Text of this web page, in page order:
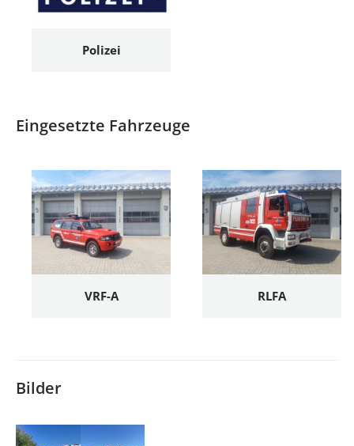
Polizei
Eingesetzte Fahrzeuge
VRF-A RLFA
Bilder